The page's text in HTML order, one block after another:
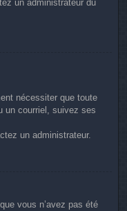
un administrateur du
nécessiter que toute
un courriel, suivez ses
un administrateur.
vous n’avez pas été